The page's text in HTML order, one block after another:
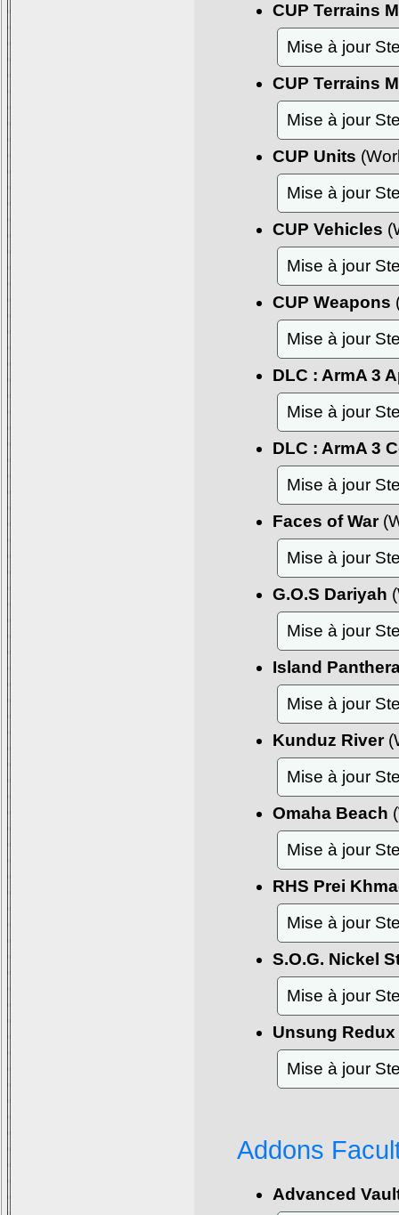
CUP Terrains
Mise à jour
CUP Terrains
Mise à jour
CUP Units
Mise à jour
CUP Vehicles
Mise à jour
CUP Weapons
Mise à jour
DLC : ArmA 3
Mise à jour
DLC : ArmA 3
Mise à jour
Faces of War
Mise à jour
G.O.S Dariyah
Mise à jour
Island
Mise à jour
Kunduz River
Mise à jour
Omaha Beach
Mise à jour
RHS Prei
Mise à jour
S.O.G. Nickel
Mise à jour
Unsung Redux
Mise à jour
Addons
Advanced